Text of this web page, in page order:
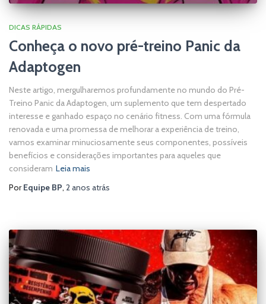
DICAS RÁPIDAS
Conheça o novo pré-treino Panic da
Adaptogen
Neste artigo, mergulharemos profundamente no mundo do Pré-
Treino Panic da Adaptogen, um suplemento que tem despertado
interesse e ganhado espaço no cenário fitness. Com uma fórmula
renovada e uma promessa de melhorar a experiência de treino,
vamos examinar minuciosamente seus componentes, possíveis
benefícios e considerações importantes para aqueles que
consideram Leia mais
PorEquipe BP, 2 anos atrás